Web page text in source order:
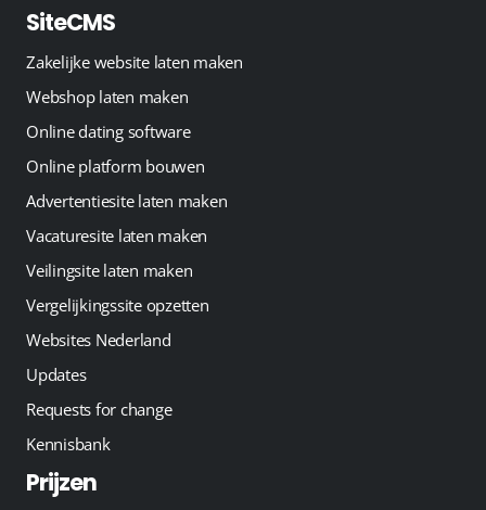
SiteCMS
Zakelijke website laten maken
Webshop laten maken
Online dating software
Online platform bouwen
Advertentiesite laten maken
Vacaturesite laten maken
Veilingsite laten maken
Vergelijkingssite opzetten
Websites Nederland
Updates
Requests for change
Kennisbank
Prijzen